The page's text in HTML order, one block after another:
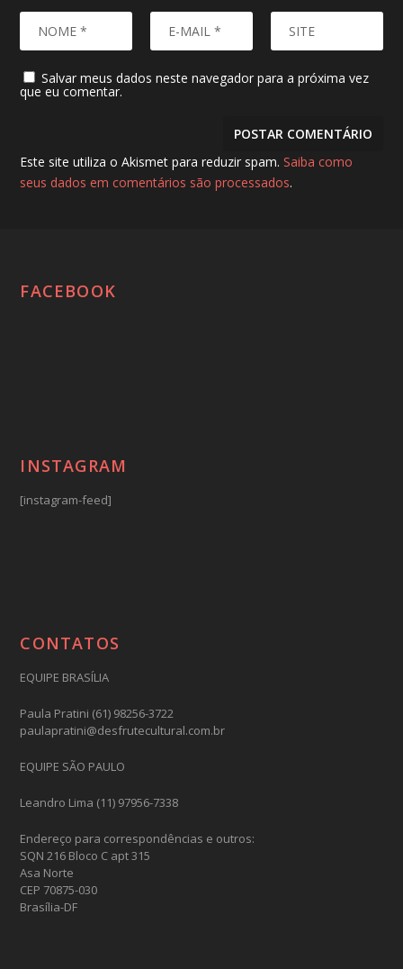
Salvar meus dados neste navegador para a próxima vez
que eu comentar.
Este site utiliza o Akismet para reduzir spam.Saiba como
seus dados em comentários são processados.
FACEBOOK
INSTAGRAM
[instagram-feed]
CONTATOS
EQUIPE BRASÍLIA
Paula Pratini (61) 98256-3722
paulapratini@desfrutecultural.com.br
EQUIPE SÃO PAULO
Leandro Lima (11) 97956-7338
Endereço para correspondências e outros:
SQN 216 Bloco C apt 315
Asa Norte
CEP 70875-030
Brasília-DF